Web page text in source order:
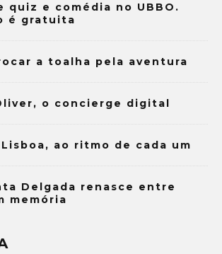
quiz e comédia no UBBO.
é gratuita
a toalha pela aventura
o concierge digital
ao ritmo de cada um
Delgada renasce entre
memória